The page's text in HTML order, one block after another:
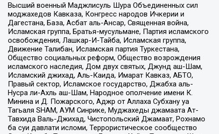
Высший военный Маджлисуль Шура Объединенных сил
моджахедов Кавказа, Конгресс народов Ичкерии и
Дагестана, База, Асбат аль-Ансар, Священная война,
Исламская группа, Братья-мусульмане, Партия исламского
освобождения, Лашкар-И-Тайба, Исламская группа,
Движение Талибан, Исламская партия Туркестана,
Общество социальных реформ, Общество возрождения
исламского наследия, Дом двух святых, Джунд аш-Шам,
Исламский джихад, Аль-Каида, Имарат Кавказ, АБТО,
Правый сектор, Исламское государство, Джабха аль-
Нусра ли-Ахль аш-Шам, Народное ополчение имени К.
Минина и Д. Пожарского, Аджр от Аллаха Субхану уа
Тагьаля SHAM, АУМ Синрике, Муджахеды джамаата Ат-
Тавхида Валь-Джихад, Чистопольский Джамаат, Рохнамо
ба суи давлати исломи, Террористическое сообщество